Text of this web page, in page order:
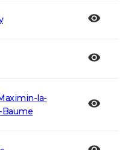
la-
Baume